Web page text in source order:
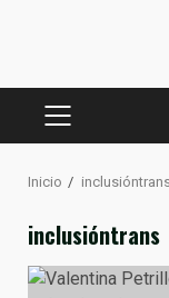
MENÚ
Inicio
inclusióntrans